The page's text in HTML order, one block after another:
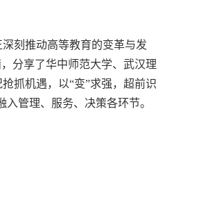
刻推动高等教育的变革与发
分享了华中师范大学、武汉理
抓机遇，以“变”求强，超前识
管理、服务、决策各环节。